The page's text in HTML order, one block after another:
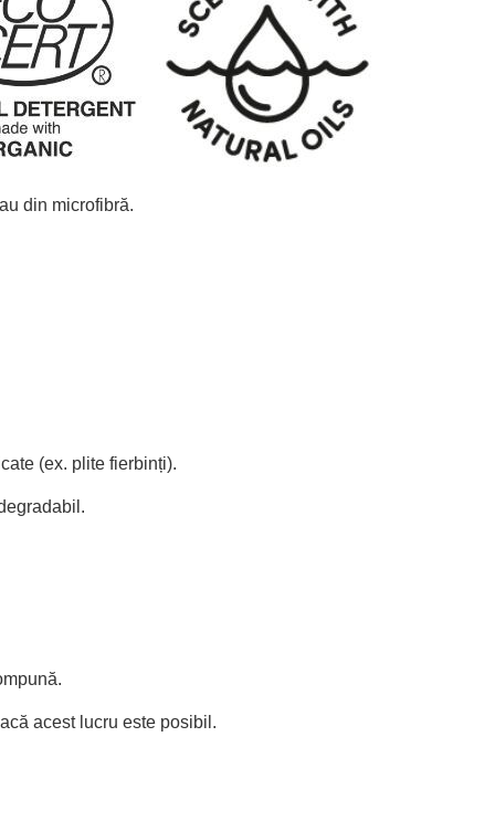
din microfibră.
(ex. plite fierbinți).
acest lucru este posibil.